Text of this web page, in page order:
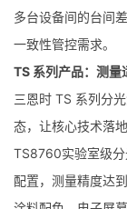
多台设备间的台间
一致性管控需求。
TS 系列产品：测量
三恩时 TS 系列分
态，让核心技术落地
TS8760实验室级
配置，测量精度达